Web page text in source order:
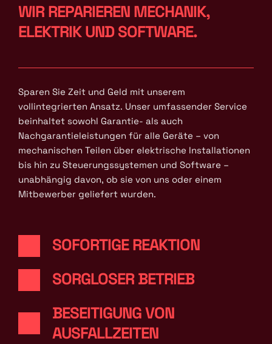
WIR REPARIEREN MECHANIK,
ELEKTRIK UND SOFTWARE.
Sparen Sie Zeit und Geld mit unserem
vollintegrierten Ansatz. Unser umfassender Service
beinhaltet sowohl Garantie- als auch
Nachgarantieleistungen für alle Geräte – von
mechanischen Teilen über elektrische Installationen
bis hin zu Steuerungssystemen und Software –
unabhängig davon, ob sie von uns oder einem
Mitbewerber geliefert wurden.
SOFORTIGE REAKTION
SORGLOSER BETRIEB
BESEITIGUNG VON
AUSFALLZEITEN